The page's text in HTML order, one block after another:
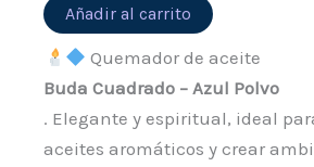
Añadir al carrito
Quemador de aceite
Buda Cuadrado – Azul Polvo
. Elegante y espiritual, ideal
aceites aromáticos y crear